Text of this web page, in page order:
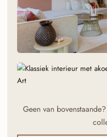
Warm /
Klassiek /
Akoestische schilderijen -
Geen van